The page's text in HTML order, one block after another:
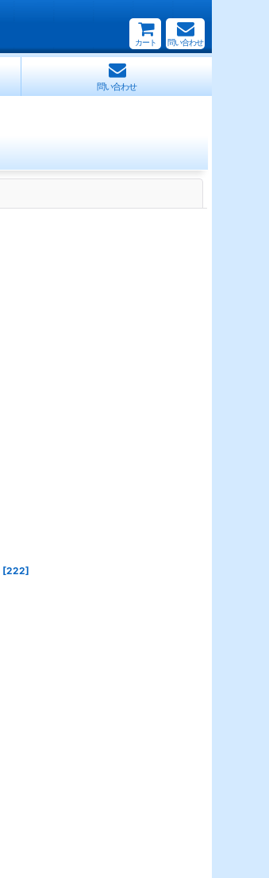
カート 問い合わせ
問い合わせ
[222]